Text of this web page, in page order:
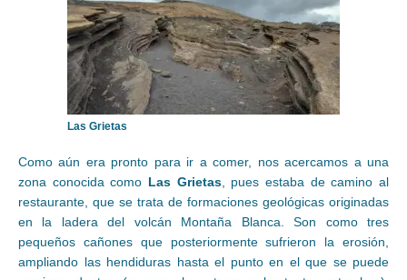
Las Grietas
Como aún era pronto para ir a comer, nos acercamos a una
zona conocida como Las Grietas, pues estaba de camino al
restaurante, que se trata de formaciones geológicas originadas
en la ladera del volcán Montaña Blanca. Son como tres
pequeños cañones que posteriormente sufrieron la erosión,
ampliando las hendiduras hasta el punto en el que se puede